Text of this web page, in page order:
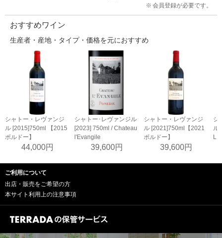
会員登録が必要です。
おすすめワイン
生産者・産地・タイプ・価格を元におすすめ
シャトー・レヴァンジ
ル [2015]750ml 【2015
ボルドー】
44,000円
シャトー･レヴァンジル
[2023] 750ml / Chateau
l'Evangile
39,600円
シャトー・レヴァンジ
ル [2021]750ml【2021
ボルドー】
39,600円
シ
ル
L
ご利用について
出店・販売をご希望の方
本サイト利用上の注意事項